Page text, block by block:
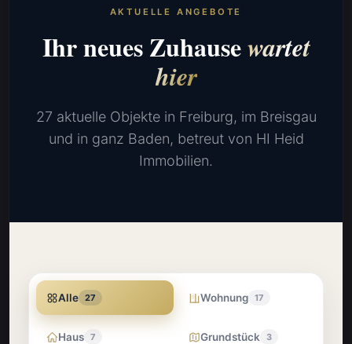
AKTUELLE ANGEBOTE
Ihr neues Zuhausewartet
hier
27 aktuelle Objekte in Freiburg, im Breisgau
und in ganz Baden, betreut von HI Heid
Immobilien.
Alle 27 Wohnung 17
Haus 7 Grundstück 3